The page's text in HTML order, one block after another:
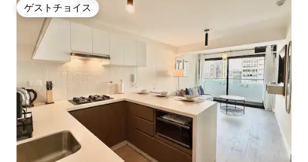
ゲストチョイス
ゲストチョイス